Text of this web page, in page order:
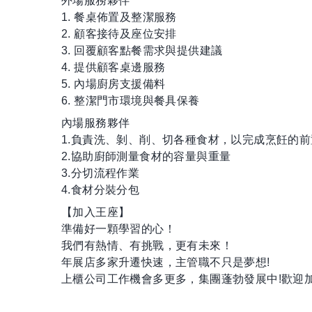
1. 餐桌佈置及整潔服務
2. 顧客接待及座位安排
3. 回覆顧客點餐需求與提供建議
4. 提供顧客桌邊服務
5. 內場廚房支援備料
6. 整潔門市環境與餐具保養
內場服務夥伴
1.負責洗、剝、削、切各種食材，以完成烹飪的
2.協助廚師測量食材的容量與重量
3.分切流程作業
4.食材分裝分包
【加入王座】
準備好一顆學習的心！
我們有熱情、有挑戰，更有未來！
年展店多家升遷快速，主管職不只是夢想!
上櫃公司工作機會多更多，集團蓬勃發展中!歡迎